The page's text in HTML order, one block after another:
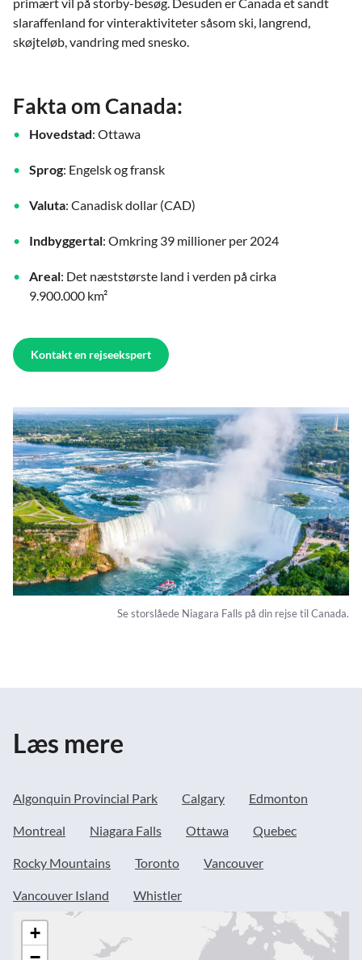
slaraffenland for vinteraktiviteter såsom ski, langrend,
skøjteløb, vandring med snesko.
Fakta om Canada:
Hovedstad: Ottawa
Sprog: Engelsk og fransk
Valuta: Canadisk dollar (CAD)
Indbyggertal: Omkring 39 millioner per 2024
Areal: Det næststørste land i verden på cirka
9.900.000 km²
Kontakt en rejseekspert
Se storslåede Niagara Falls på din rejse til Canada.
Læs mere
Algonquin Provincial Park Calgary Edmonton
Montreal Niagara Falls Ottawa Quebec
Rocky Mountains Toronto Vancouver
Vancouver Island Whistler
+